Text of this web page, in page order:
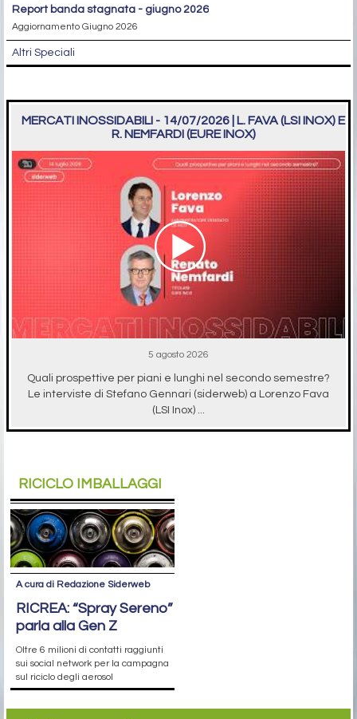
report banda stagnata - giugno 2026
Aggiornamento Giugno 2026
Altri Speciali
MERCATI INOSSIDABILI - 14/07/2026 | L. FAVA (LSI INOX) E
R. NEMFARDI (EURE INOX)
5 agosto 2026
Quali prospettive per piani e lunghi nel secondo semestre?
Le interviste di Stefano Gennari (siderweb) a Lorenzo Fava
(LSI Inox) ...
RICICLO IMBALLAGGI
A cura di Redazione Siderweb
RICREA: “Spray Sereno”
parla alla Gen Z
Oltre 6 milioni di contatti raggiunti
sui social network per la campagna
sul riciclo degli aerosol